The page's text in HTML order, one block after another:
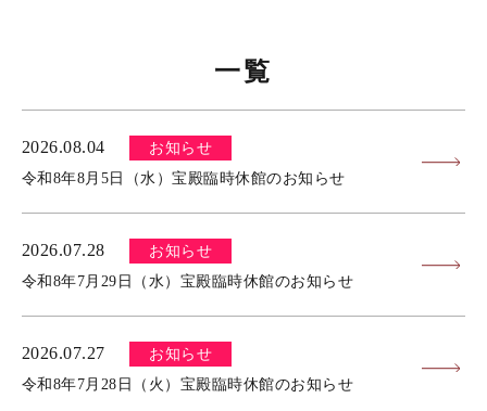
一覧
2026.08.04
お知らせ
令和8年8月5日（水）宝殿臨時休館のお知らせ
2026.07.28
お知らせ
令和8年7月29日（水）宝殿臨時休館のお知らせ
2026.07.27
お知らせ
令和8年7月28日（火）宝殿臨時休館のお知らせ